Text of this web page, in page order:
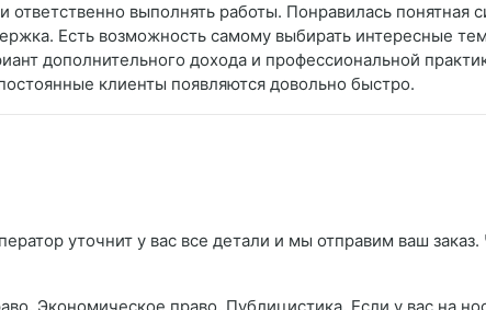
выполнять работы. Понравилась понятная
Есть возможность самому выбирать интересные
дополнительного дохода и профессиональной
клиенты появляются довольно быстро.
уточнит у вас все детали и мы отправим ваш